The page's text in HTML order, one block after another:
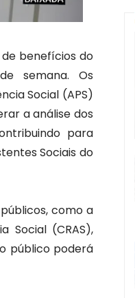
benefícios do
semana. Os
Social (APS)
a análise dos
para
Sociais do
como a
Social (CRAS),
público poderá